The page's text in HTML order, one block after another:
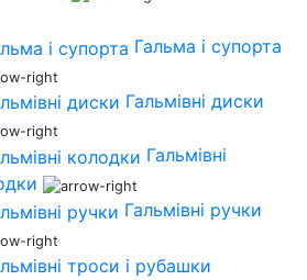
Гальма і супорта
Гальмівні диски
Гальмівні
Гальмівні ручки